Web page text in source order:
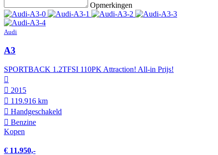
Opmerkingen
Audi
A3
SPORTBACK 1.2TFSI 110PK Attraction! All-in Prijs!
2015
119.916 km
Hand­geschakeld
Benzine
Kopen
€ 11.950,-